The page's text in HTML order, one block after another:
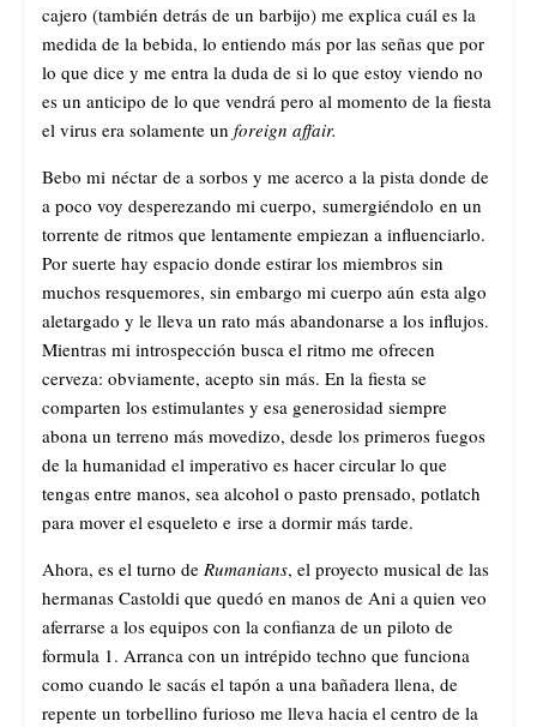
cajero (también detrás de un barbijo) me explica cuál es la
medida de la bebida, lo entiendo más por las señas que por
lo que dice y me entra la duda de si lo que estoy viendo no
es un anticipo de lo que vendrá pero al momento de la fiesta
el virus era solamente un foreign affair.
Bebo mi néctar de a sorbos y me acerco a la pista donde de
a poco voy desperezando mi cuerpo, sumergiéndolo en un
torrente de ritmos que lentamente empiezan a influenciarlo.
Por suerte hay espacio donde estirar los miembros sin
muchos resquemores, sin embargo mi cuerpo aún esta algo
aletargado y le lleva un rato más abandonarse a los influjos.
Mientras mi introspección busca el ritmo me ofrecen
cerveza: obviamente, acepto sin más. En la fiesta se
comparten los estimulantes y esa generosidad siempre
abona un terreno más movedizo, desde los primeros fuegos
de la humanidad el imperativo es hacer circular lo que
tengas entre manos, sea alcohol o pasto prensado, potlatch
para mover el esqueleto e irse a dormir más tarde.
Ahora, es el turno de Rumanians, el proyecto musical de las
hermanas Castoldi que quedó en manos de Ani a quien veo
aferrarse a los equipos con la confianza de un piloto de
formula 1. Arranca con un intrépido techno que funciona
como cuando le sacás el tapón a una bañadera llena, de
repente un torbellino furioso me lleva hacia el centro de la